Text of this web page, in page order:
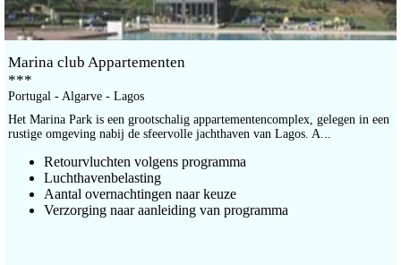
Marina club Appartementen
***
Portugal - Algarve - Lagos
Het Marina Park is een grootschalig appartementencomplex, gelegen in een
rustige omgeving nabij de sfeervolle jachthaven van Lagos. A...
Retourvluchten volgens programma
Luchthavenbelasting
Aantal overnachtingen naar keuze
Verzorging naar aanleiding van programma